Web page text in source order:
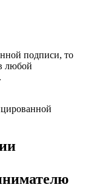
подписи, то
любой